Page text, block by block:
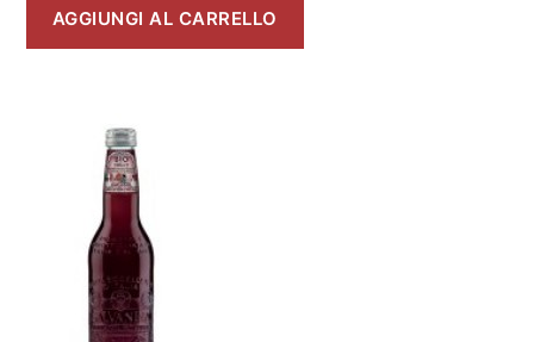
AGGIUNGI AL CARRELLO